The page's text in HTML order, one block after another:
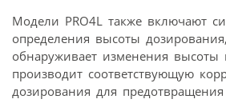
Модели PRO4L также включают
определения высоты
обнаруживает изменения высоты
производит соответствующую
дозирования для